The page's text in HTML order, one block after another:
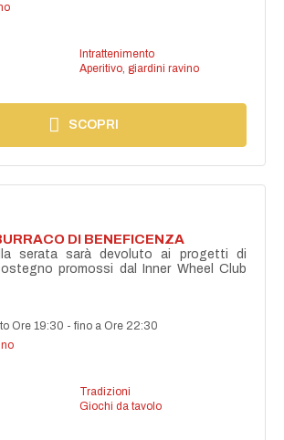
Intrattenimento
Aperitivo, giardini ravino
SCOPRI
DI BENEFICENZA
serata sarà devoluto ai progetti di
promossi dal Inner Wheel Club
Ore 19:30 -fino a Ore 22:30
Tradizioni
Giochi da tavolo